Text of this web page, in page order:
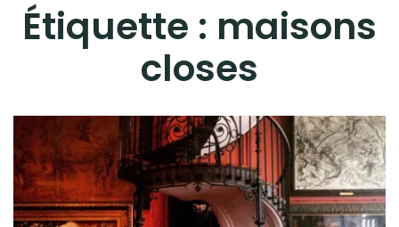
Étiquette : maisons
closes
VOYAGES À L’ÉTRANGER